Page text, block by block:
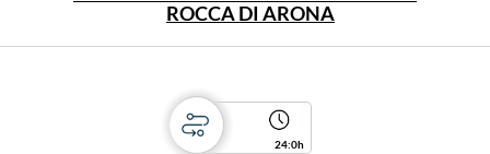
ROCCA DI ARONA
24:0h